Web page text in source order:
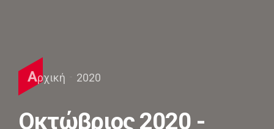
Αρχική 2020
Οκτώβριος 2020 -